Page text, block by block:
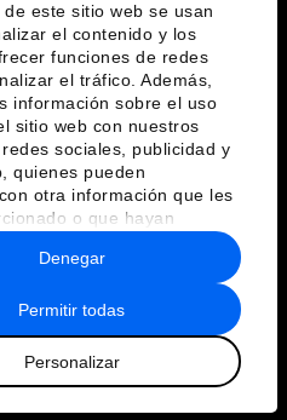
de este sitio web se usan
el contenido y los
funciones de redes
el tráfico. Además,
información sobre el uso
sitio web con nuestros
sociales, publicidad y
quienes pueden
otra información que les
o que hayan
partir del uso que haya
servicios.
Permitir todas
Personalizar
Denegar
y normas de uso
Mundial